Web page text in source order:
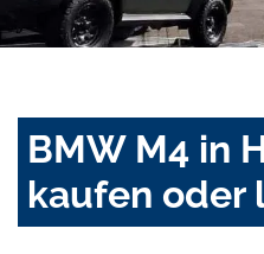
BMW M4 in
kaufen oder